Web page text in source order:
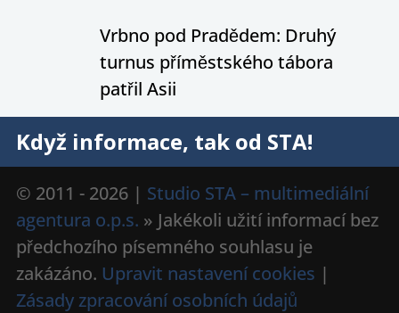
Vrbno pod Pradědem: Druhý
turnus příměstského tábora
patřil Asii
Když informace, tak od STA!
© 2011 - 2026 | Studio STA – multimediální
agentura o.p.s. » Jakékoli užití informací bez
předchozího písemného souhlasu je
zakázáno. Upravit nastavení cookies |
Zásady zpracování osobních údajů